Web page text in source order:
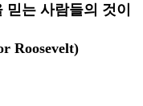
는 사람들의 것이
Roosevelt)